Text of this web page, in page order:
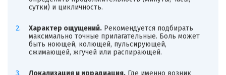
сутки) и цикличность.
Характер ощущений.Рекомендуется подбирать
максимально точные прилагательные. Боль может
быть ноющей, колющей, пульсирующей,
сжимающей, жгучей или распирающей.
Локализация и иррадиация.Где именно возник